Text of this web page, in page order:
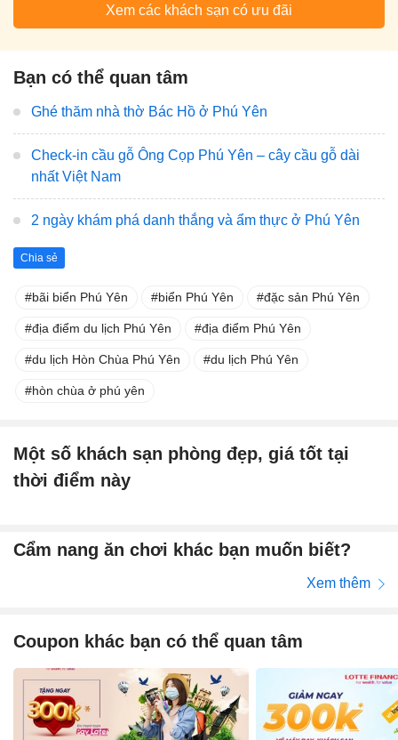
Xem các khách sạn có ưu đãi
Bạn có thể quan tâm
Ghé thăm nhà thờ Bác Hồ ở Phú Yên
Check-in cầu gỗ Ông Cọp Phú Yên – cây cầu gỗ dài
nhất Việt Nam
2 ngày khám phá danh thắng và ẩm thực ở Phú Yên
Chia sẻ
bãi biển Phú Yên biển Phú Yên đặc sản Phú Yên
địa điểm du lịch Phú Yên địa điểm Phú Yên
du lịch Hòn Chùa Phú Yên du lịch Phú Yên
hòn chùa ở phú yên
Một số khách sạn phòng đẹp, giá tốt tại
thời điểm này
Cẩm nang ăn chơi khác bạn muốn biết?
Xem thêm
Coupon khác bạn có thể quan tâm